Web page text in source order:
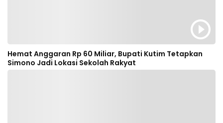
Hemat Anggaran Rp 60 Miliar, Bupati Kutim Tetapkan
Simono Jadi Lokasi Sekolah Rakyat